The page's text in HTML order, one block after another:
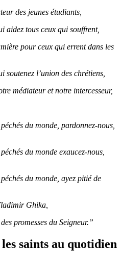
des jeunes étudiants,
aidez tous ceux qui souffrent,
pour ceux qui errent dans les
l’union des chrétiens,
médiateur et notre intercesseur,
du monde, pardonnez-nous,
du monde exaucez-nous,
du monde, ayez pitié de
Ghika,
promesses du Seigneur.”
saints au quotidien